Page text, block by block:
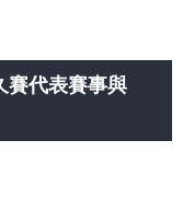
賽代表賽事與